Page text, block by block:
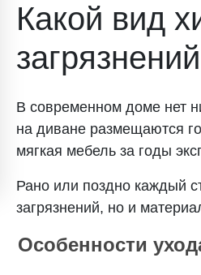
Какой вид
загрязнений
В современном доме нет
на диване размещаются
мягкая мебель за годы
Рано или поздно каждый
загрязнений, но и
Особенности